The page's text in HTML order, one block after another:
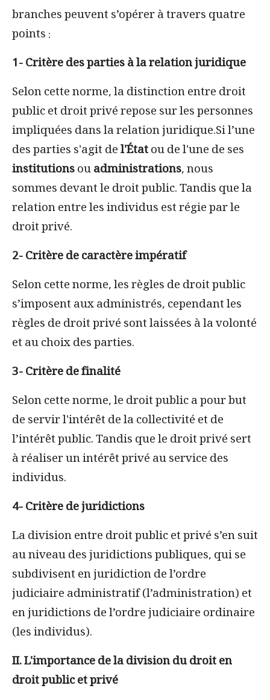
branches peuvent s’opérer à travers quatre
points :
1- Critère des parties à la relation juridique
Selon cette norme, la distinction entre droit
public et droit privé repose sur les personnes
impliquées dans la relation juridique.Si l’une
des parties s'agit del'Étatou de l'une de ses
institutionsouadministrations, nous
sommes devant le droit public. Tandis que la
relation entre les individus est régie par le
droit privé.
2- Critère de caractère impératif
Selon cettenorme, les règles de droit public
s’imposent aux administrés, cependant les
règles de droit privé sont laissées à la volonté
et au choix des parties.
3- Critère de finalité
Selon cette norme, le droit public a pour but
de servir l'intérêt de la collectivité et de
l’intérêt public. Tandis que le droit privé sert
à réaliser un intérêt privé au service des
individus.
4- Critère de juridictions
La division entre droit public et privé s’en suit
au niveau des juridictions publiques, qui se
subdivisent en juridiction de l’ordre
judiciaire administratif (l’administration) et
en juridictions de l’ordre judiciaire ordinaire
(les individus).
II. L'importance de la division du droit en
droit public et privé